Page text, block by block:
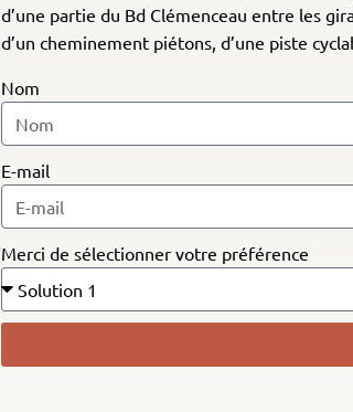
d’une partie du Bd Clémenceau entre les
d’un cheminement piétons, d’une piste
Nom
E-mail
Merci de sélectionner votre préférence